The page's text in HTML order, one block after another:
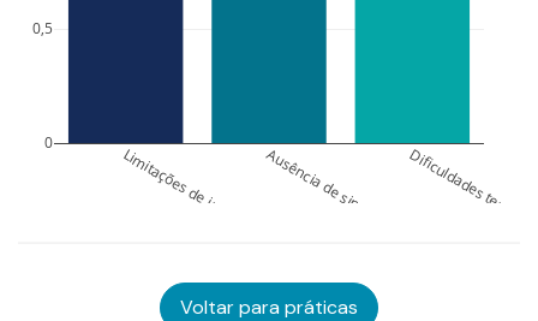
Limitações de infraestruturaAusência de sinal de internetDificuldades
0
0,5
Voltar para práticas